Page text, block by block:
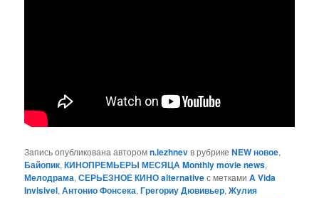
Запись опубликована авторомn.lezhnevв рубрикеNEW новое,
Байопик,КИНОПРЕМЬЕРЫ МЕСЯЦА Monthly movie news,
Мелодрама,СЕРЬЕЗНОЕ КИНО alternativeс меткамиA Vida
Invisivel,Антонио Фонсека,Грегориу Дювивьер,Жулия